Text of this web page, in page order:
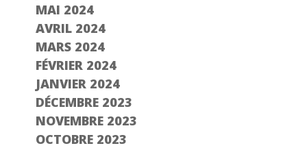
MAI 2024
AVRIL 2024
MARS 2024
FÉVRIER 2024
JANVIER 2024
DÉCEMBRE 2023
NOVEMBRE 2023
OCTOBRE 2023